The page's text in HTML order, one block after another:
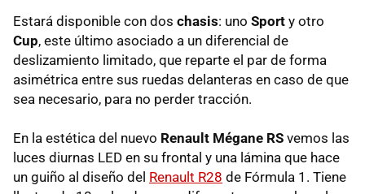
Estará disponible con dos chasis: uno Sport y otro
Cup, este último asociado a un diferencial de
deslizamiento limitado, que reparte el par de forma
asimétrica entre sus ruedas delanteras en caso de que
sea necesario, para no perder tracción.
En la estética del nuevo Renault Mégane RS vemos las
luces diurnas LED en su frontal y una lámina que hace
un guiño al diseño del Renault R28 de Fórmula 1. Tiene